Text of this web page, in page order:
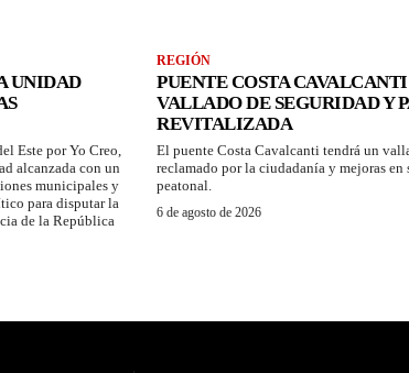
UNIDAD
Este por Yo Creo,
alcanzada con un
municipales y
para disputar la
de la República
REGIÓN
PUENTE COSTA
VALLADO DE SEGURIDAD Y
REVITALIZADA
El puente Costa Cavalcanti tendrá un
reclamado por la ciudadanía y mejoras en
peatonal.
6 de agosto de 2026